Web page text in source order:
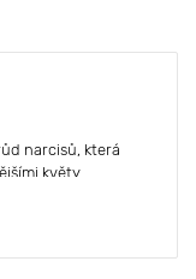
narcisů, která
květy.
dosahovat 50-